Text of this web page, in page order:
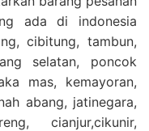
ada di indonesia
cibitung, tambun,
selatan, poncok
mas, kemayoran,
abang, jatinegara,
cianjur,cikunir,